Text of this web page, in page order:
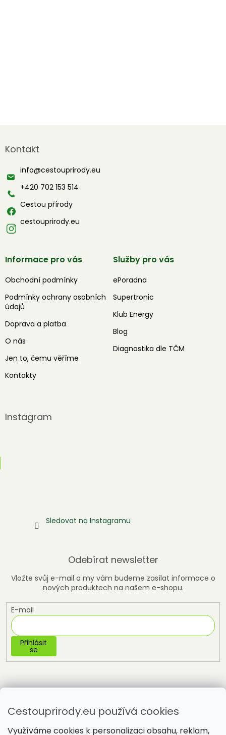
Cestouprirody.eu používá cookies
Využíváme cookies k personalizaci obsahu, reklam,
p
t
Kontakt
info@cestouprirody.eu
+420 702 153 514
Cestou přírody
cestouprirody.eu
Informace pro vás
Obchodní podmínky
Podmínky ochrany osobních
údajů
Doprava a platba
O nás
Jen to, čemu věříme
Kontakty
Služby pro vás
ePoradna
Supertronic
Klub Energy
Blog
Diagnostika dle TČM
Instagram
Sledovat na Instagramu
Odebírat newsletter
Vložte svůj e-mail a my vám budeme zasílat informace o
nových produktech na našem e-shopu.
E-mail
Přihlásit
se